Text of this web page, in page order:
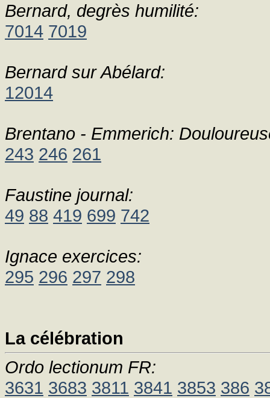
Bernard, degrès humilité:
7014 7019
Bernard sur Abélard:
12014
Brentano - Emmerich:
243 246 261
Faustine journal:
49 88 419 699 742
Ignace exercices:
295 296 297 298
La célébration
Ordo lectionum FR:
3631 3683 3811 3841 3853 386